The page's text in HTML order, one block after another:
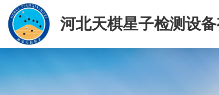
河北天棋星子检测设
司